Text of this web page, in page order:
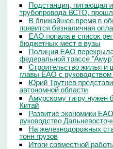
Подстанция, питающая
трубопровода ВСТО,
В ближайшее время в
появится безналичная
ЕАО попала в список
бюджетных мест в вузы
Полиция ЕАО
федеральной трассе
Строительство жилья и
главы ЕАО с
Юрий Трутнев
автономной области
Амурскому тигру нужен
Китай
Развитие экономики
руководство
На железнодорожных
тонн грузов
Итоги совместной